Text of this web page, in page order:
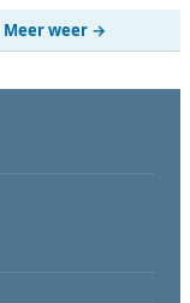
Meer weer →